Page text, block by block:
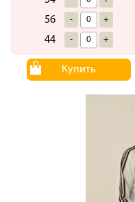
56 - +
44 - +
Купить